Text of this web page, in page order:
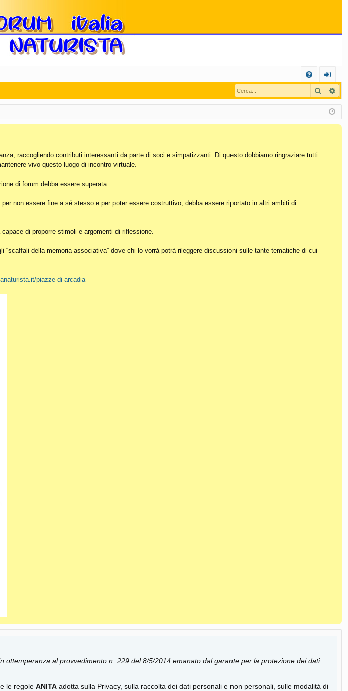
Q
og
in
Cerca
raccogliendo contributi interessanti da parte di soci e simpatizzanti. Di questo dobbiamo ringraziare tutti
vivo questo luogo di incontro virtuale.
di forum debba essere superata.
non essere fine a sé stesso e per poter essere costruttivo, debba essere riportato in altri ambiti di
di proporre stimoli e argomenti di riflessione.
della memoria associativa” dove chi lo vorrà potrà rileggere discussioni sulle tante tematiche di cui
piazze-di-arcadia
al provvedimento n. 229 del 8/5/2014 emanato dal garante per la protezione dei dati
le regole ANITA adotta sulla Privacy, sulla raccolta dei dati personali e non personali, sulle modalità di